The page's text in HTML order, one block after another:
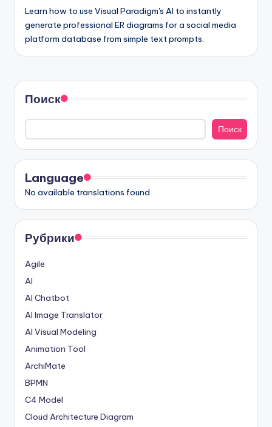
Learn how to use Visual Paradigm's AI to instantly
generate professional ER diagrams for a social media
platform database from simple text prompts.
Поиск
Поиск
Language
No available translations found
Рубрики
Agile
AI
AI Chatbot
AI Image Translator
AI Visual Modeling
Animation Tool
ArchiMate
BPMN
C4 Model
Cloud Architecture Diagram